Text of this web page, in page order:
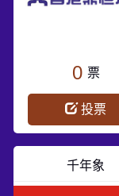
0 票
投票
千年象